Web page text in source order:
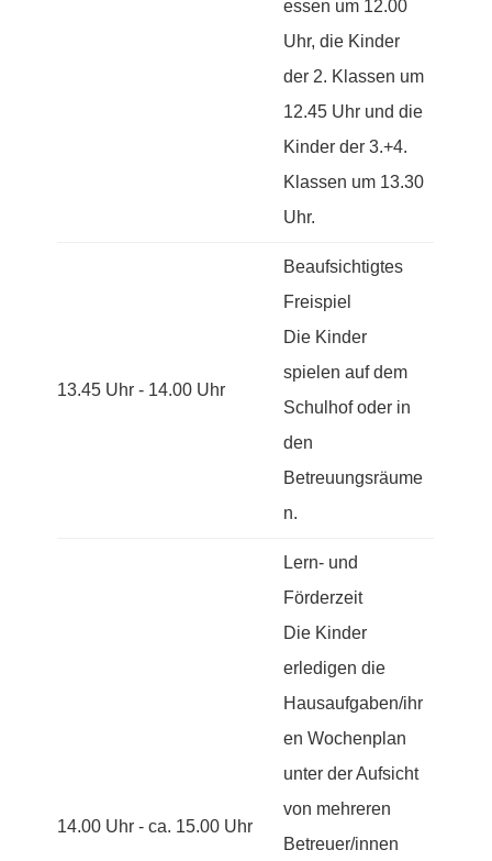
essen um 12.00
Uhr, die Kinder
der 2. Klassen um
12.45 Uhr und die
Kinder der 3.+4.
Klassen um 13.30
Uhr.
13.45 Uhr - 14.00 Uhr
Beaufsichtigtes
Freispiel
Die Kinder
spielen auf dem
Schulhof oder in
den
Betreuungsräume
n.
14.00 Uhr - ca. 15.00 Uhr
Lern- und
Förderzeit
Die Kinder
erledigen die
Hausaufgaben/ihr
en Wochenplan
unter der Aufsicht
von mehreren
Betreuer/innen